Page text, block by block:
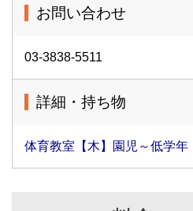
お問い合わせ
03-3838-5511
詳細・持ち物
体育教室【木】園児～低学年